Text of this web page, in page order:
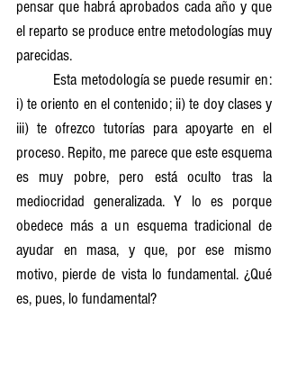
pensar que habrá aprobados cada año y que
el reparto se produce entre metodologías muy
parecidas.
i) te oriento en el contenido; ii) te doy clases y
iii) te ofrezco tutorías para apoyarte en el
proceso. Repito, me parece que este esquema
es muy pobre, pero está oculto tras la
mediocridad generalizada. Y lo es porque
obedece más a un esquema tradicional de
ayudar en masa, y que, por ese mismo
motivo, pierde de vista lo fundamental. ¿Qué
es, pues, lo fundamental?